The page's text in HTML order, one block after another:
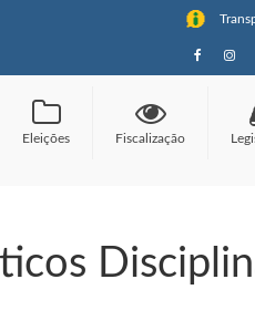
Eleições Fiscalização